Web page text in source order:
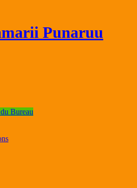
Punaruu
Bureau